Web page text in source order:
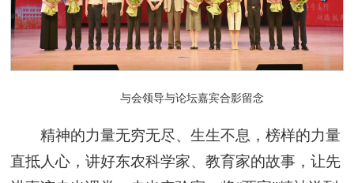
与会领导与论坛嘉宾合影留念
精神的力量无穷无尽、生生不息，榜样的力量
直抵人心，讲好东农科学家、教育家的故事，让先